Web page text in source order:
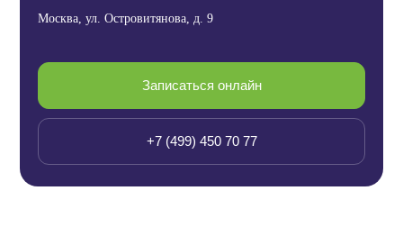
Москва, ул. Островитянова, д. 9
Записаться онлайн
+7 (499) 450 70 77